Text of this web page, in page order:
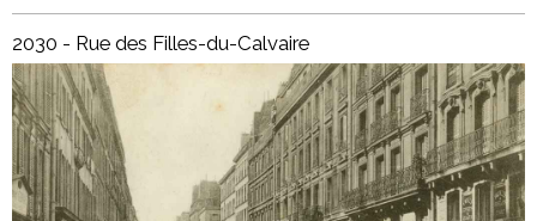
2030 - Rue des Filles-du-Calvaire